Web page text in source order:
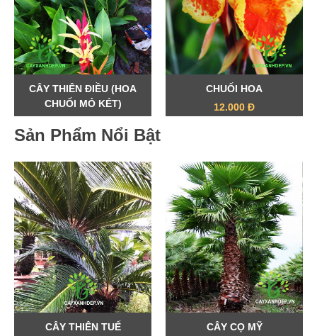
CÂY THIÊN ĐIỀU (HOA
CHUỐI MỎ KÉT)
CHUỐI HOA
12.000 Đ
Sản Phẩm Nổi Bật
CÂY THIÊN TUẾ CÂY CỌ MỸ